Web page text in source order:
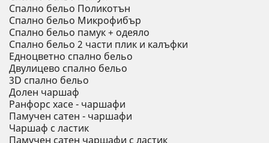
Спално бельо Поликотън
Спално бельо Микрофибър
Спално бельо памук + одеяло
Спално бельо 2 части плик и калъфки
Eдноцветно спално бельо
Двулицево спално бельо
3D спално бельо
Долен чаршаф
Ранфорс хасе - чаршафи
Памучен сатен - чаршафи
Чаршаф с ластик
Памучен сатен чаршафи с ластик